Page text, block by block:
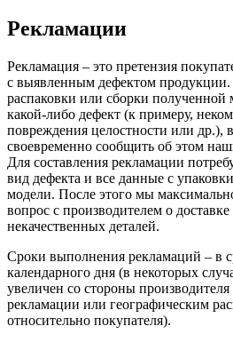
Рекламации
Рекламация – это претензия
с выявленным дефектом продукции.
распаковки или сборки
какой-либо дефект (к примеру,
повреждения целостности или др.),
своевременно сообщить об этом
Для составления рекламации
вид дефекта и все данные с
модели. После этого мы
вопрос с производителем о
некачественных деталей.
Сроки выполнения рекламаций – в
календарного дня (в некоторых
увеличен со стороны
рекламации или географическим
относительно покупателя).